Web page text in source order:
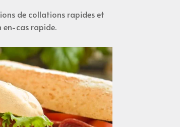
de collations rapides et
en-cas rapide.